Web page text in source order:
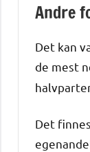
Andre
Det kan
de mest
Det